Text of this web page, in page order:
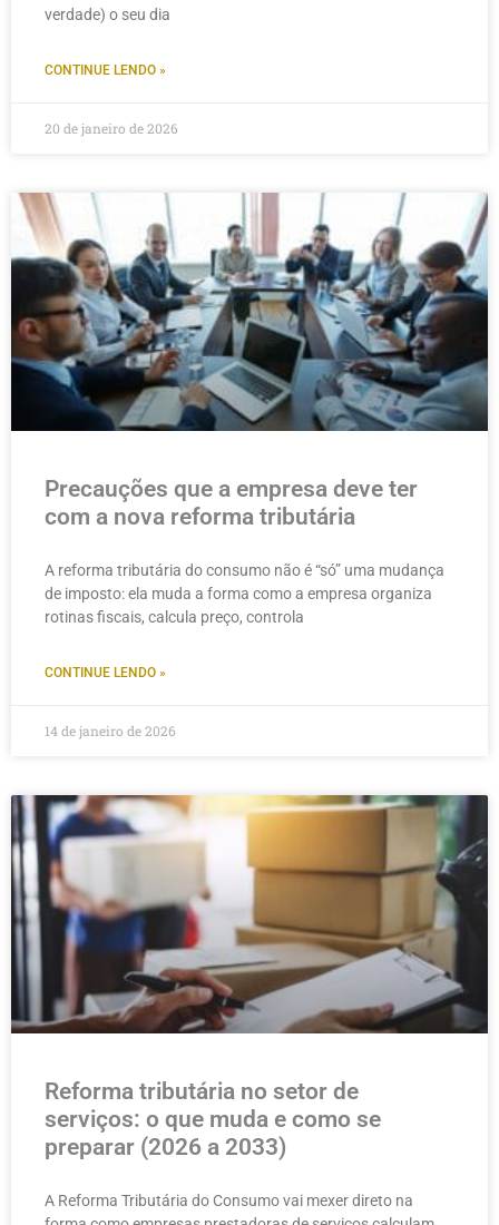
verdade) o seu dia
CONTINUE LENDO »
20 de janeiro de 2026
Precauções que a empresa deve ter
com a nova reforma tributária
A reforma tributária do consumo não é “só” uma mudança
de imposto: ela muda a forma como a empresa organiza
rotinas fiscais, calcula preço, controla
CONTINUE LENDO »
14 de janeiro de 2026
Reforma tributária no setor de
serviços: o que muda e como se
preparar (2026 a 2033)
A Reforma Tributária do Consumo vai mexer direto na